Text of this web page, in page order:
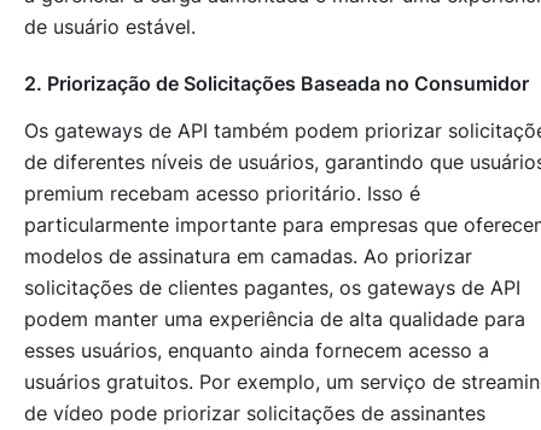
de usuário estável.
2. Priorização de Solicitações Baseada no Consumidor
Os gateways de API também podem priorizar
de diferentes níveis de usuários, garantindo que
premium recebam acesso prioritário. Isso é
particularmente importante para empresas que
modelos de assinatura em camadas. Ao priorizar
solicitações de clientes pagantes, os gateways de API
podem manter uma experiência de alta qualidade para
esses usuários, enquanto ainda fornecem acesso a
usuários gratuitos. Por exemplo, um serviço de
de vídeo pode priorizar solicitações de assinantes